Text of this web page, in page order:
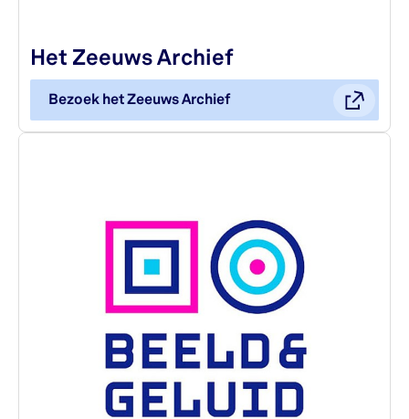
Het Zeeuws Archief
Bezoek het Zeeuws Archief